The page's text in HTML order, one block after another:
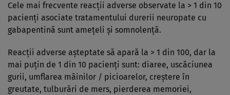
Cele mai frecvente reacţii adverse observate la > 1 din 10
pacienţi asociate tratamentului durerii neuropate cu
gabapentină sunt ameţeli şi somnolenţă.
Reacţii adverse aşteptate să apară la > 1 din 100, dar la
mai puţin de 1 din 10 pacienţi sunt: diaree, uscăciunea
gurii, umflarea mâinilor / picioarelor, creştere în
greutate, tulburări de mers, pierderea memoriei,